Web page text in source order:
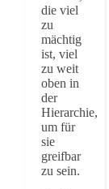
die viel
zu
mächtig
ist, viel
zu weit
oben in
der
Hierarchie,
um für
sie
greifbar
zu sein.